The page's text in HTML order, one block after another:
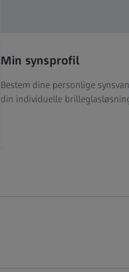
Min synsprofil
Bestem dine personlige
din individuelle